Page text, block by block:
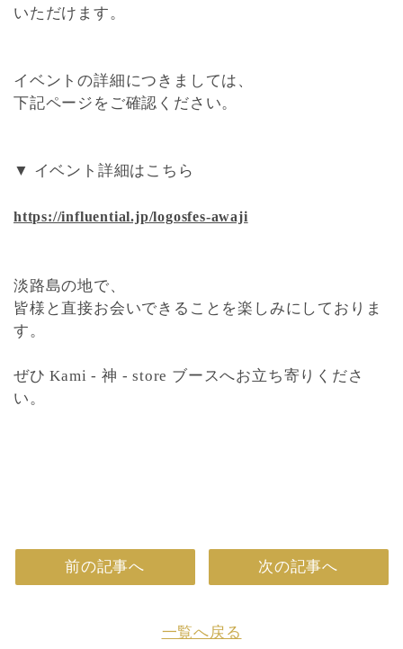
いただけます。
イベントの詳細につきましては、
下記ページをご確認ください。
▼ イベント詳細はこちら
https://influential.jp/logosfes-awaji
淡路島の地で、
皆様と直接お会いできることを楽しみにしておりま
す。
ぜひ Kami - 神 - store ブースへお立ち寄りくださ
い。
前の記事へ
一覧へ戻る
次の記事へ